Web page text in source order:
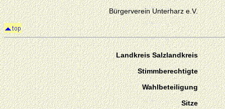
Bürgerverein Unterharz e.V.
Landkreis Salzlandkreis
Stimmberechtigte
Wahlbeteiligung
Sitze